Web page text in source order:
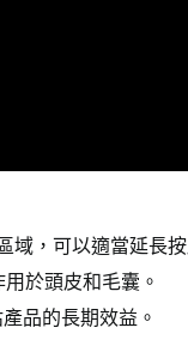
域，可以適當延長
於頭皮和毛囊。
品的長期效益。